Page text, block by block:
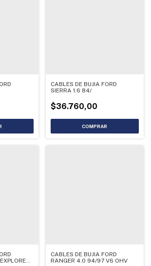
CABLES DE BUJIA FORD
SIERRA 1.6 84/
$36.760,00
CABLES DE BUJIA FORD
RANGER 4.0 94/97 V6 OHV